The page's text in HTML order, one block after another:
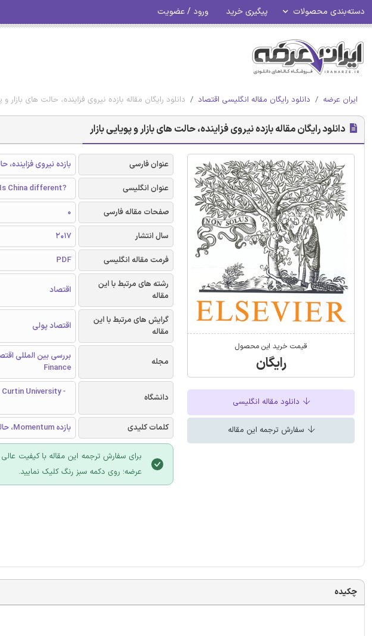
دسته‌بندی محصولات پیگیری خرید ورود / عضویت
ایران عرضه دانلود رایگان مقاله انگلیسی اقتصاد دانلود رایگان مقاله بازده نیروی فزاینده، حالت های بازار و
دانلود رایگان مقاله بازده نیروی فزاینده، حالت های بازار و پویایی بازار
قیمت خرید این محصول
رایگان
دانلود مقاله انگلیسی
سفارش ترجمه این مقاله
عنوان فارسی
بازده نیروی فزاینده،
عنوان انگلیسی
China different?
صفحات مقاله فارسی
0
سال انتشار
2017
فرمت مقاله انگلیسی
PDF
رشته های مرتبط با این
مقاله
اقتصاد
گرایش های مرتبط با این
مقاله
اقتصاد پولی
مجله
Finance
دانشگاه
University -
کلمات کلیدی
بازده Momentum، حالت های بازار، پویایی بازار، چين
برای سفارش ترجمه این مقاله با کیفیت
عرضه؛ روی دکمه سبز رنگ کلیک نمایید.
چکیده